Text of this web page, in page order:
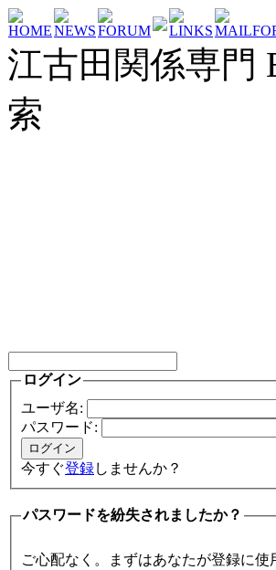
HOMENEWSFORUM LINKS
江古田関係専門
索
ログイン
ユーザ名:
パスワード:
今すぐ登録しませんか？
パスワードを紛失されましたか？
ご心配なく。まずはあなたが登録に